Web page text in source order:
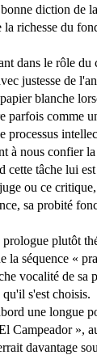
diction de
la richesse du
dans le rôle du
justesse de
blanche
parfois comme
processus
à nous confier
cette tâche lui
ou ce
sa probité
prologue plutôt
la séquence «
vocalité de sa
s'est choisis.
une longue
Campeador »,
davantage